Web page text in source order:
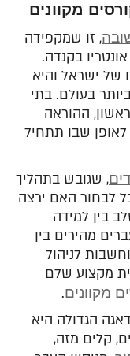
מקוונים
, זו שמקפידה
בקנדה.
של ישראל והיא
בעולם. בתי
ההוראה
שבו תתחיל
, שגובש בתהליך
לבחור האם ירצה
בין למידה
מהירים בין
לניהול
מקצוע שלם
מקוונים.
הגדולה היא
קלים מזה,